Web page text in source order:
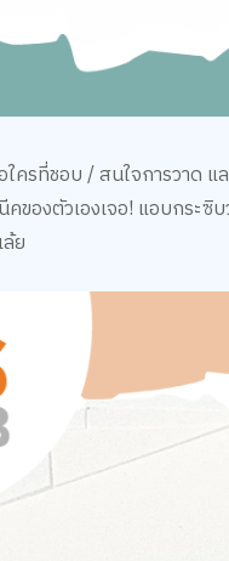
ใครที่ชอบ / สนใจการวาด
ของตัวเองเจอ! แอบกระซิ
ย